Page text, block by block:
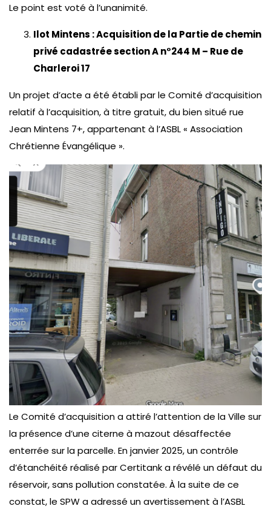
Le point est voté à l’unanimité.
Ilot Mintens : Acquisition de la Partie de chemin
privé cadastrée section A n°244 M – Rue de
Charleroi 17
Un projet d’acte a été établi par le Comité d’acquisition
relatif à l’acquisition, à titre gratuit, du bien situé rue
Jean Mintens 7+, appartenant à l’ASBL « Association
Chrétienne Évangélique ».
Le Comité d’acquisition a attiré l’attention de la Ville sur
la présence d’une citerne à mazout désaffectée
enterrée sur la parcelle. En janvier 2025, un contrôle
d’étanchéité réalisé par Certitank a révélé un défaut du
réservoir, sans pollution constatée. À la suite de ce
constat, le SPW a adressé un avertissement à l’ASBL